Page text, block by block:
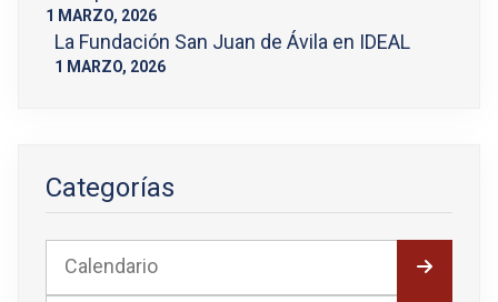
1 MARZO, 2026
La Fundación San Juan de Ávila en IDEAL
1 MARZO, 2026
Categorías
Calendario